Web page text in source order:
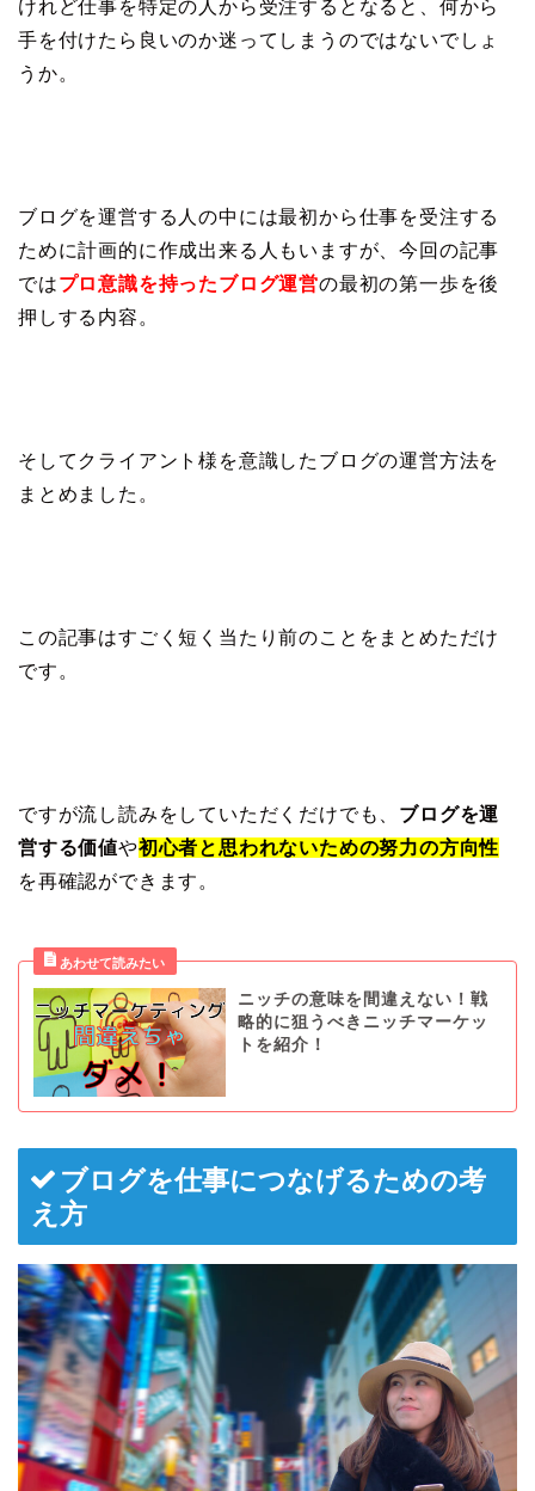
けれど仕事を特定の人から受注するとなると、何から
手を付けたら良いのか迷ってしまうのではないでしょ
うか。
ブログを運営する人の中には最初から仕事を受注する
ために計画的に作成出来る人もいますが、今回の記事
ではプロ意識を持ったブログ運営の最初の第一歩を後
押しする内容。
そしてクライアント様を意識したブログの運営方法を
まとめました。
この記事はすごく短く当たり前のことをまとめただけ
です。
ですが流し読みをしていただくだけでも、 ブログを運
営する価値や初心者と思われないための努力の方向性
を再確認ができます。
ニッチの意味を間違えない！戦
略的に狙うべきニッチマーケッ
トを紹介！
ブログを仕事につなげるための考
え方